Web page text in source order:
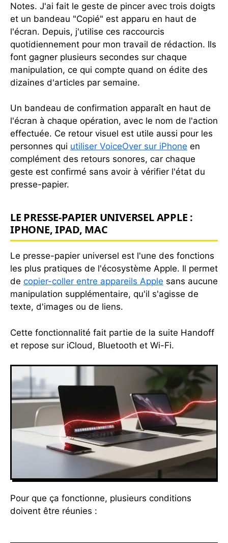
Notes. J'ai fait le geste de pincer avec trois doigts
et un bandeau "Copié" est apparu en haut de
l'écran. Depuis, j'utilise ces raccourcis
quotidiennement pour mon travail de rédaction. Ils
font gagner plusieurs secondes sur chaque
manipulation, ce qui compte quand on édite des
dizaines d'articles par semaine.
Un bandeau de confirmation apparaît en haut de
l'écran à chaque opération, avec le nom de l'action
effectuée. Ce retour visuel est utile aussi pour les
personnes qui utiliser VoiceOver sur iPhone en
complément des retours sonores, car chaque
geste est confirmé sans avoir à vérifier l'état du
presse-papier.
LE PRESSE-PAPIER UNIVERSEL APPLE :
IPHONE, IPAD, MAC
Le presse-papier universel est l'une des fonctions
les plus pratiques de l'écosystème Apple. Il permet
de copier-coller entre appareils Apple sans aucune
manipulation supplémentaire, qu'il s'agisse de
texte, d'images ou de liens.
Cette fonctionnalité fait partie de la suite Handoff
et repose sur iCloud, Bluetooth et Wi-Fi.
Pour que ça fonctionne, plusieurs conditions
doivent être réunies :